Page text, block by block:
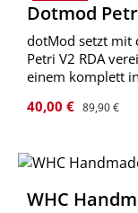
Dotmod
dotMod setzt mit
Petri V2 RDA
einem komplett
Verwendung
Verkaufspreis:
40,00 € Regulärer
89,90 €
WHC